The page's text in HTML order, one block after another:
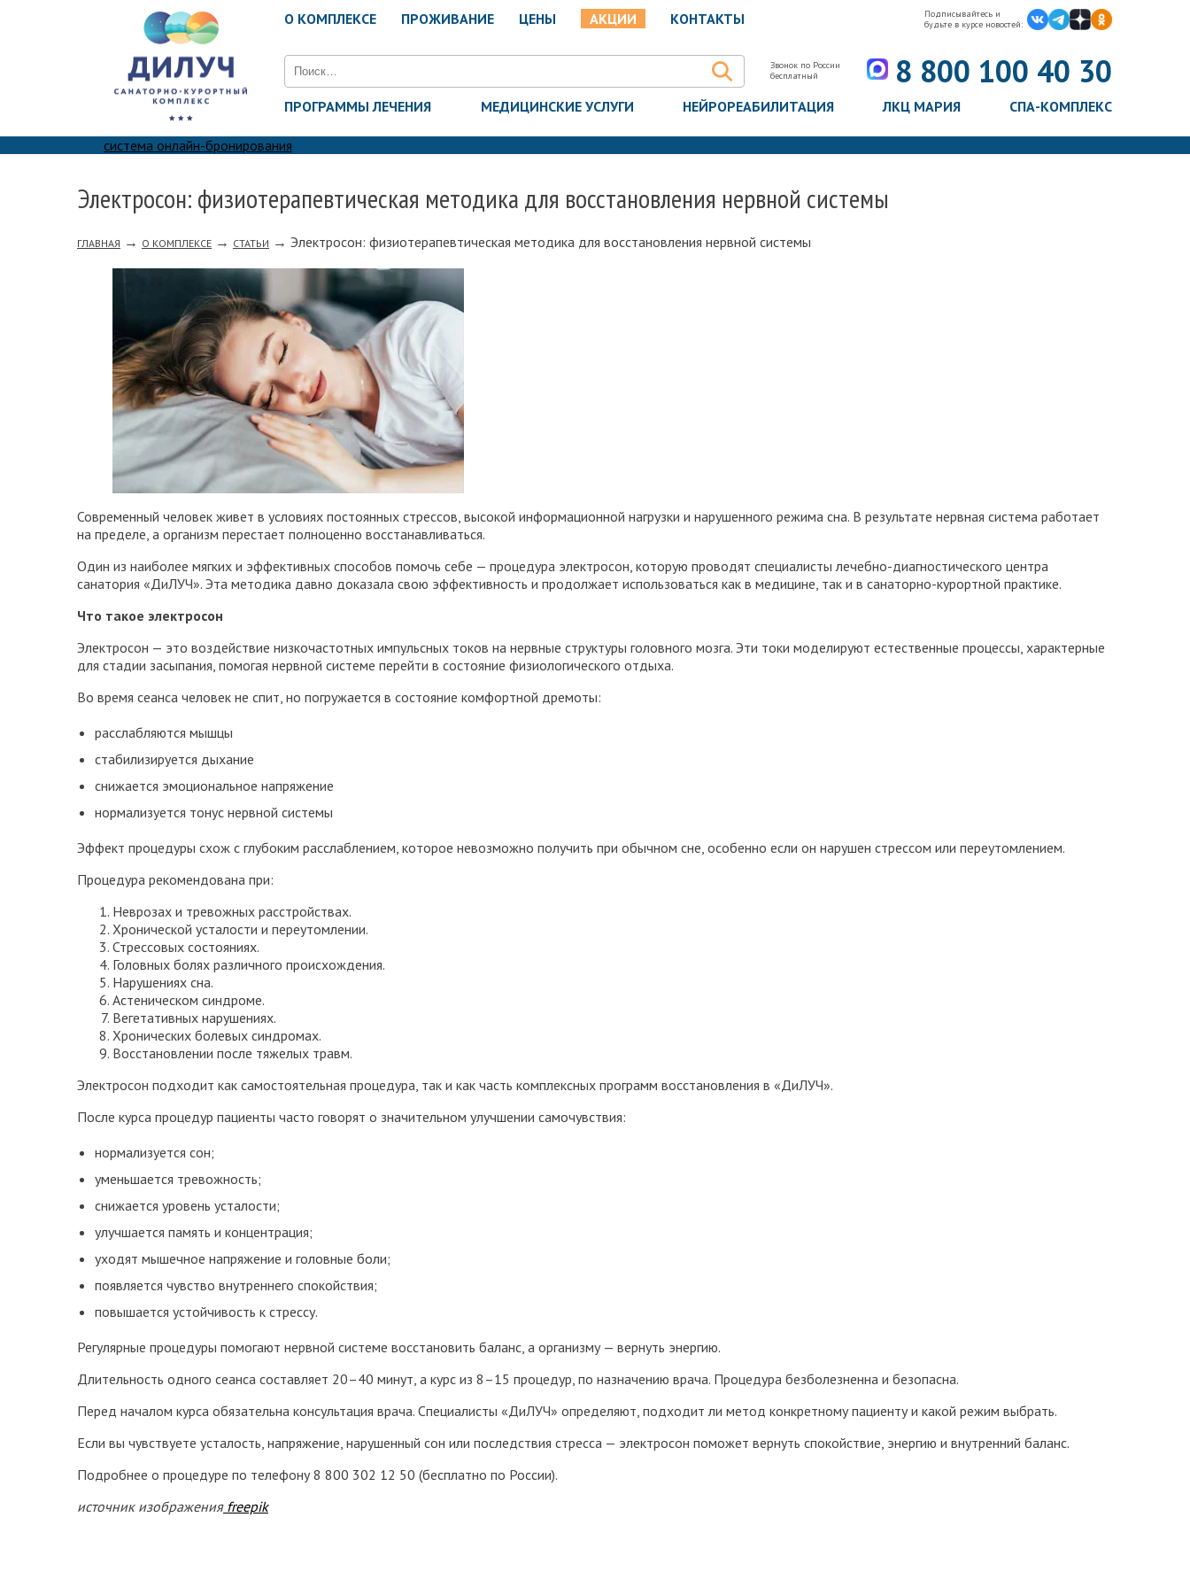
О КОМПЛЕКСЕ ПРОЖИВАНИЕ ЦЕНЫ АКЦИИ КОНТАКТЫ
Подписывайтесь и
будьте в курсе новостей:
Найти:
Звонок по России
бесплатный
8 800 100 40 30
ПРОГРАММЫ ЛЕЧЕНИЯ МЕДИЦИНСКИЕ УСЛУГИ НЕЙРОРЕАБИЛИТАЦИЯ ЛКЦ МАРИЯ СПА-КОМПЛЕКС
система онлайн-бронирования
Электросон: физиотерапевтическая методика для восстановления нервной системы
ГЛАВНАЯ → О КОМПЛЕКСЕ → СТАТЬИ → Электросон: физиотерапевтическая методика для восстановления нервной системы
Современный человек живет в условиях постоянных стрессов, высокой информационной нагрузки и нарушенного режима сна. В результате нервная система работает
на пределе, а организм перестает полноценно восстанавливаться.
Один из наиболее мягких и эффективных способов помочь себе — процедура электросон, которую проводят специалисты лечебно-диагностического центра
санатория «ДиЛУЧ». Эта методика давно доказала свою эффективность и продолжает использоваться как в медицине, так и в санаторно-курортной практике.
Что такое электросон
Электросон — это воздействие низкочастотных импульсных токов на нервные структуры головного мозга. Эти токи моделируют естественные процессы, характерные
для стадии засыпания, помогая нервной системе перейти в состояние физиологического отдыха.
Во время сеанса человек не спит, но погружается в состояние комфортной дремоты:
расслабляются мышцы
стабилизируется дыхание
снижается эмоциональное напряжение
нормализуется тонус нервной системы
Эффект процедуры схож с глубоким расслаблением, которое невозможно получить при обычном сне, особенно если он нарушен стрессом или переутомлением.
Процедура рекомендована при:
Неврозах и тревожных расстройствах.
Хронической усталости и переутомлении.
Стрессовых состояниях.
Головных болях различного происхождения.
Нарушениях сна.
Астеническом синдроме.
Вегетативных нарушениях.
Хронических болевых синдромах.
Восстановлении после тяжелых травм.
Электросон подходит как самостоятельная процедура, так и как часть комплексных программ восстановления в «ДиЛУЧ».
После курса процедур пациенты часто говорят о значительном улучшении самочувствия:
нормализуется сон;
уменьшается тревожность;
снижается уровень усталости;
улучшается память и концентрация;
уходят мышечное напряжение и головные боли;
появляется чувство внутреннего спокойствия;
повышается устойчивость к стрессу.
Регулярные процедуры помогают нервной системе восстановить баланс, а организму — вернуть энергию.
Длительность одного сеанса составляет 20–40 минут, а курс из 8–15 процедур, по назначению врача. Процедура безболезненна и безопасна.
Перед началом курса обязательна консультация врача. Специалисты «ДиЛУЧ» определяют, подходит ли метод конкретному пациенту и какой режим выбрать.
Если вы чувствуете усталость, напряжение, нарушенный сон или последствия стресса — электросон поможет вернуть спокойствие, энергию и внутренний баланс.
Подробнее о процедуре по телефону 8 800 302 12 50 (бесплатно по России).
источник изображенияfreepik